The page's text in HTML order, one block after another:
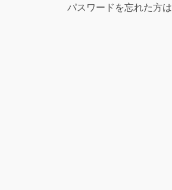
パスワードを忘れた方は